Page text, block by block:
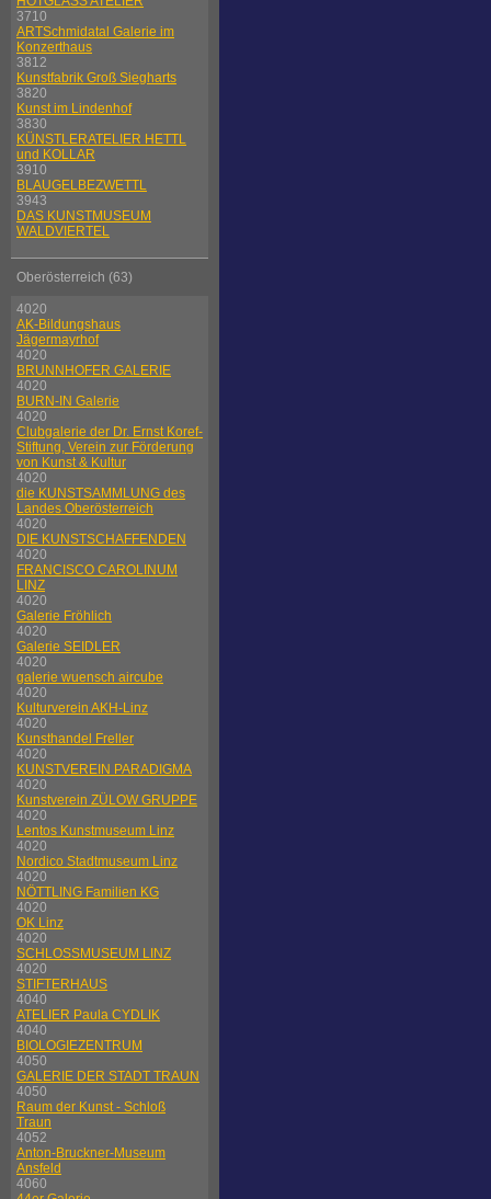
3710
ARTSchmidatal Galerie im
Konzerthaus
3812
Kunstfabrik Groß Siegharts
3820
Kunst im Lindenhof
3830
KÜNSTLERATELIER HETTL
und KOLLAR
3910
BLAUGELBEZWETTL
3943
DAS KUNSTMUSEUM
WALDVIERTEL
Oberösterreich (63)
4020
AK-Bildungshaus
Jägermayrhof
4020
BRUNNHOFER GALERIE
4020
BURN-IN Galerie
4020
Clubgalerie der Dr. Ernst Koref-
Stiftung, Verein zur Förderung
von Kunst & Kultur
4020
die KUNSTSAMMLUNG des
Landes Oberösterreich
4020
DIE KUNSTSCHAFFENDEN
4020
FRANCISCO CAROLINUM
LINZ
4020
Galerie Fröhlich
4020
Galerie SEIDLER
4020
galerie wuensch aircube
4020
Kulturverein AKH-Linz
4020
Kunsthandel Freller
4020
KUNSTVEREIN PARADIGMA
4020
Kunstverein ZÜLOW GRUPPE
4020
Lentos Kunstmuseum Linz
4020
Nordico Stadtmuseum Linz
4020
NÖTTLING Familien KG
4020
OK Linz
4020
SCHLOSSMUSEUM LINZ
4020
STIFTERHAUS
4040
ATELIER Paula CYDLIK
4040
BIOLOGIEZENTRUM
4050
GALERIE DER STADT TRAUN
4050
Raum der Kunst - Schloß
Traun
4052
Anton-Bruckner-Museum
Ansfeld
4060